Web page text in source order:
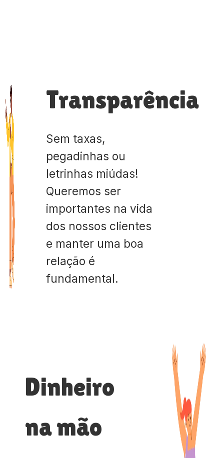
Transparência
Sem taxas,
pegadinhas ou
letrinhas miúdas!
Queremos ser
importantes na vida
dos nossos clientes
e manter uma boa
relação é
fundamental.
Dinheiro
na mão